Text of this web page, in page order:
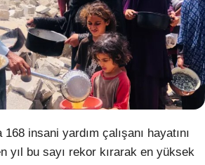
Youtube
Pinterest
Dribbble
LinkedIn
insani yardım çalışanı hayatını
yıl bu sayı rekor kırarak en yüksek